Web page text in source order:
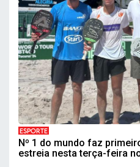
ESPORTE
Nº 1 do mundo faz
estreia nesta terça-feira